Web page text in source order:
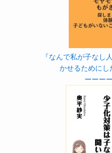
『なんで私が子なし
かせるためにし
ーーー